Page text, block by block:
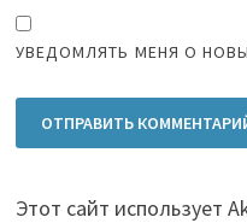
УВЕДОМЛЯТЬ МЕНЯ О
Этот сайт использует